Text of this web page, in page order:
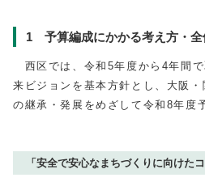
1 予算編成にかかる考え方・全
西区では、令和5年度から4年間
来ビジョンを基本方針とし、大阪
の継承・発展をめざして令和8年度
「安全で安心なまちづくりに向けた